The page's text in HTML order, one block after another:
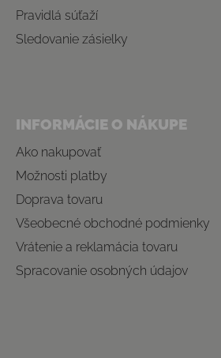
Pravidlá súťaží
Sledovanie zásielky
INFORMÁCIE O NÁKUPE
Ako nakupovať
Možnosti platby
Doprava tovaru
Všeobecné obchodné podmienky
Vrátenie a reklamácia tovaru
Spracovanie osobných údajov